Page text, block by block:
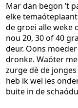
Mar dan begon ’t
elke
de groei alle weke
nou 20, 30 of 40
deur. Oons
dronke. Waóter
zurge dè de
heb ik wel ies
buite in de